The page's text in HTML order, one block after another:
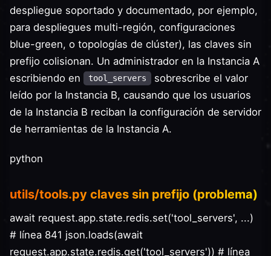
despliegue soportado y documentado, por ejemplo,
para despliegues multi-región, configuraciones
blue-green, o topologías de clúster), las claves sin
prefijo colisionan. Un administrador en la Instancia A
escribiendo en
tool_servers
sobrescribe el valor
leído por la Instancia B, causando que los usuarios
de la Instancia B reciban la configuración de servidor
de herramientas de la Instancia A.
python
utils/tools.py claves sin prefijo (problema)
await request.app.state.redis.set('tool_servers', ...)
# línea 841 json.loads(await
request.app.state.redis.get('tool_servers')) # línea